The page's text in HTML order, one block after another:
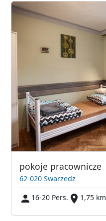
pokoje pracownicze
62-020 Swarzedz
16-20 Pers.
1,75 km